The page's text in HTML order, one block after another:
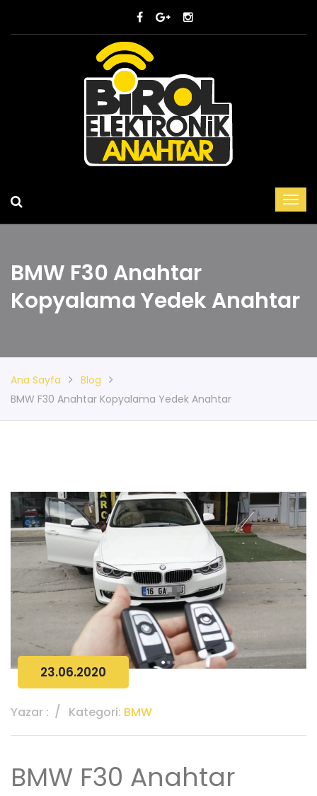
BMW F30 Anahtar
Kopyalama Yedek Anahtar
Ana Sayfa
Blog
BMW F30 Anahtar Kopyalama Yedek Anahtar
23.06.2020
Yazar : Kategori: BMW
BMW F30 Anahtar